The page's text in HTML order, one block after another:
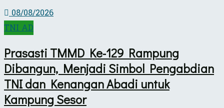
08/08/2026
TNI AD
Prasasti TMMD Ke-129 Rampung
Dibangun, Menjadi Simbol Pengabdian
TNI dan Kenangan Abadi untuk
Kampung Sesor